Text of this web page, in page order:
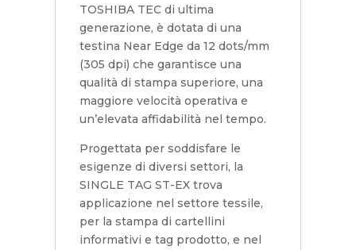
TOSHIBA TEC di ultima
generazione, è dotata di una
testina Near Edge da 12 dots/mm
(305 dpi) che garantisce una
qualità di stampa superiore, una
maggiore velocità operativa e
un’elevata affidabilità nel tempo.
Progettata per soddisfare le
esigenze di diversi settori, la
SINGLE TAG ST-EX trova
applicazione nel settore tessile,
per la stampa di cartellini
informativi e tag prodotto, e nel